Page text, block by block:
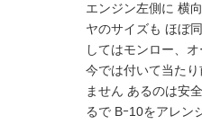
エンジン左側に 横
ヤのサイズも ほぼ
してはモンロー、
今では付いて当た
ません あるのは安
るで Bｰ10をアレン